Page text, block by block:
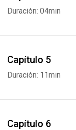
Duración: 04min
Capítulo 5
Duración: 11min
Capítulo 6